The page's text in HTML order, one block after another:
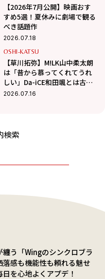
【2026年7月公開】映画おす
すめ5選！夏休みに劇場で観る
べき話題作
2026.07.18
OSHI-KATSU
【草川拓弥】M!LK山中柔太朗
は「昔から慕ってくれてうれ
しい」Da-iCE和田颯とは古着
屋へ！華麗な交友関係に迫る
2026.07.16
検索
纏う「Wingのシンクロブラ
落感も機能性も頼れる魅せ
を心地よくアプデ！